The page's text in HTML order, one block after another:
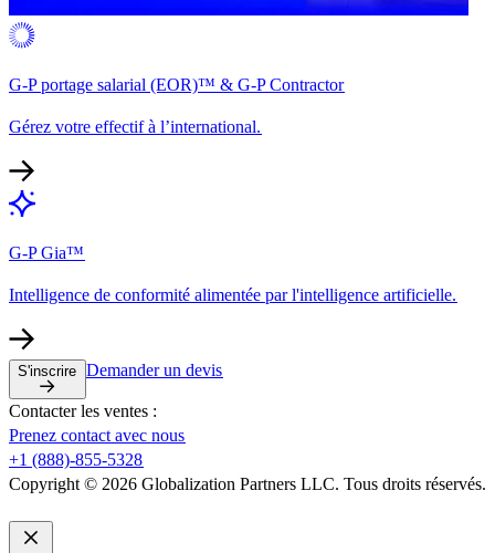
G-P portage salarial (EOR)™ & G-P Contractor​​
Gérez votre effectif à l’international.​​
G-P Gia™​​
Intelligence de conformité alimentée par l'intelligence artificielle.​​
S'inscrire​​ Demander un devis​​
Contacter les ventes :​​
Prenez contact avec nous​​
+1 (888)-855-5328​​
Copyright © 2026 Globalization Partners LLC. Tous droits réservés.​​